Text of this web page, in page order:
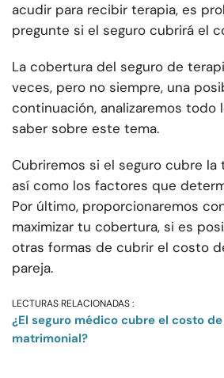
acudir para recibir terapia, es
pregunte si el seguro cubrirá el
La cobertura del seguro de
veces, pero no siempre, una
continuación, analizaremos todo
saber sobre este tema.
Cubriremos si el seguro cubre la
así como los factores que
Por último, proporcionaremos
maximizar tu cobertura, si es
otras formas de cubrir el costo
pareja.
LECTURAS RELACIONADAS :
¿El seguro médico cubre el costo
matrimonial?